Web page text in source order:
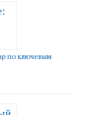
по ключевым